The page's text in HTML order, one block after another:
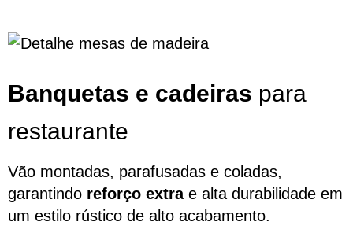
Banquetas e cadeiras para
restaurante
Vão montadas, parafusadas e coladas,
garantindo reforço extrae alta durabilidade em
um estilo rústico de alto acabamento.